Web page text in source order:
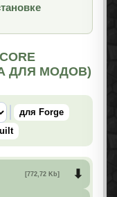
ДЛЯ МОДОВ)
для Forge
[772,72 Kb]